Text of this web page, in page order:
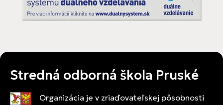
Stredná odborná škola Pruské
Organizácia je v zriaďovateľskej pôsobnosti